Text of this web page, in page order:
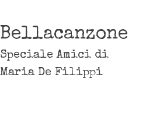
Bellacanzone
Speciale Amici di
Maria De Filippi